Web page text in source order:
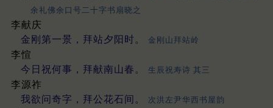
余礼佛余口号二十字书扇晓之
李献庆
金刚第一景，拜站夕阳时。
金刚山拜站岭
李愃
今日祝何事，拜献南山春。
生辰祝寿诗 其三
李源祚
我欲问奇字，拜公花石间。
次洪左尹华西书屋韵